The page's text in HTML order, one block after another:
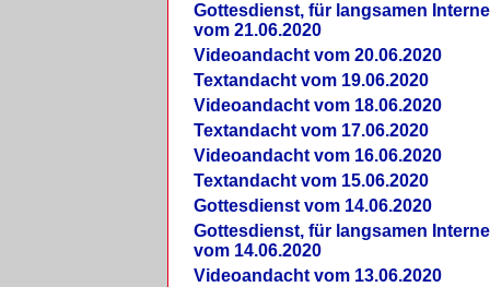
Gottesdienst, für langsamen
vom 21.06.2020
Videoandacht vom 20.06.2020
Textandacht vom 19.06.2020
Videoandacht vom 18.06.2020
Textandacht vom 17.06.2020
Videoandacht vom 16.06.2020
Textandacht vom 15.06.2020
Gottesdienst vom 14.06.2020
Gottesdienst, für langsamen
vom 14.06.2020
Videoandacht vom 13.06.2020